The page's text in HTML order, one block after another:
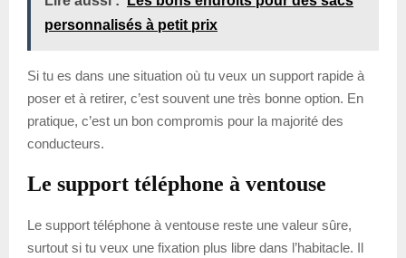
personnalisés à petit prix
Si tu es dans une situation où tu veux un support rapide à
poser et à retirer, c’est souvent une très bonne option. En
pratique, c’est un bon compromis pour la majorité des
conducteurs.
Le support téléphone à ventouse
Le support téléphone à ventouse reste une valeur sûre,
surtout si tu veux une fixation plus libre dans l’habitacle. Il